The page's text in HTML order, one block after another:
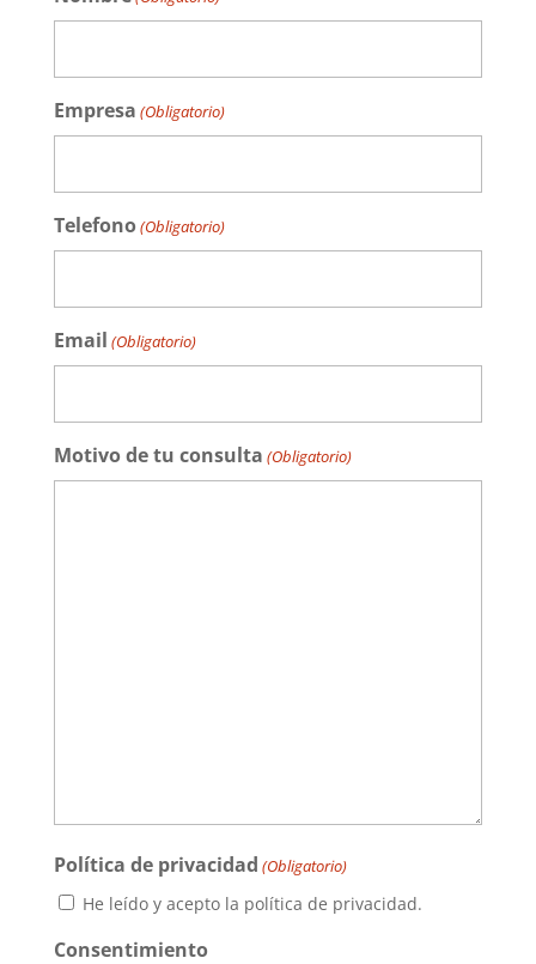
Empresa (Obligatorio)
Telefono(Obligatorio)
Email (Obligatorio)
Motivo de tu consulta (Obligatorio)
Política de privacidad (Obligatorio)
He leído y acepto la política de privacidad.
Consentimiento